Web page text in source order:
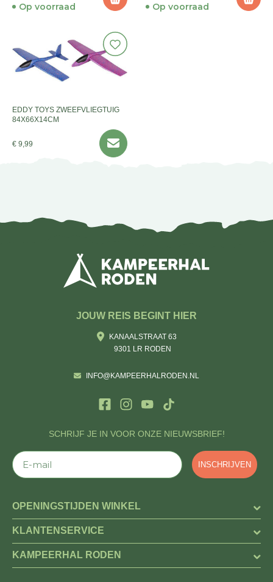
Op voorraad Op voorraad
EDDY TOYS ZWEEFVLIEGTUIG
84X66X14CM
€ 9,99
SCHRIJF JE IN VOOR ONZE NIEUWSBRIEF!
E-mail
INSCHRIJVEN
JOUW REIS BEGINT HIER
KANAALSTRAAT 63
9301 LR RODEN
INFO@KAMPEERHALRODEN.NL
OPENINGSTIJDEN WINKEL
KLANTENSERVICE
KAMPEERHAL RODEN